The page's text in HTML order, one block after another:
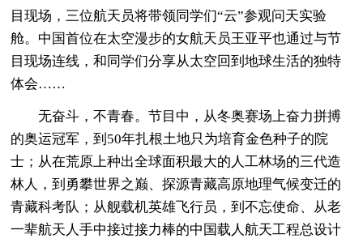
目现场，三位航天员将带领同学们“云”参观问天实验
舱。中国首位在太空漫步的女航天员王亚平也通过与节
目现场连线，和同学们分享从太空回到地球生活的独特
体会……
无奋斗，不青春。节目中，从冬奥赛场上奋力拼搏
的奥运冠军，到50年扎根土地只为培育金色种子的院
士；从在荒原上种出全球面积最大的人工林场的三代造
林人，到勇攀世界之巅、探源青藏高原地理气候变迁的
青藏科考队；从舰载机英雄飞行员，到不忘使命、从老
一辈航天人手中接过接力棒的中国载人航天工程总设计